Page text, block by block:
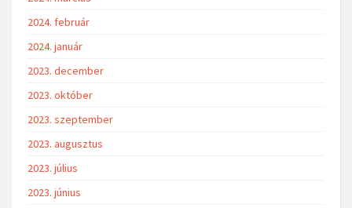
2024. február
2024. január
2023. december
2023. október
2023. szeptember
2023. augusztus
2023. július
2023. június